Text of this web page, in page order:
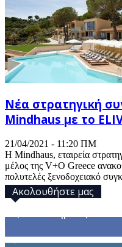
Νέα στρατηγική
Mindhaus με το
21/04/2021 - 11:20 ΠΜ
Η Mindhaus, εταιρεία
μέλος της V+O Greece
πολυτελές ξενοδοχειακό
Ακολουθήστε μας